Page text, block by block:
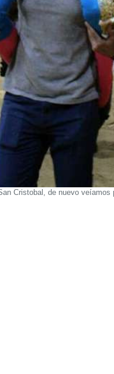
Cristobal, de nuevo